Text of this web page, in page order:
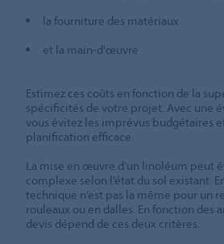
la fourniture des matériaux
et la main-d'œuvre
Estimez ces coûts en fonction de la
spécificités de votre projet. Avec une
vous évitez les imprévus budgétaires
planification efficace.
La mise en œuvre d’un linoléum peut
complexe selon l’état du sol existant.
technique n’est pas la même pour un
rouleaux ou en dalles. En fonction des
devis dépend de ces deux critères.